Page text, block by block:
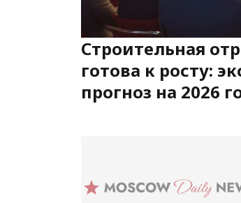
Строительная
готова к росту:
прогноз на 2026